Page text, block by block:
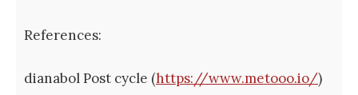
References:
dianabol Post cycle (https://www.metooo.io/)